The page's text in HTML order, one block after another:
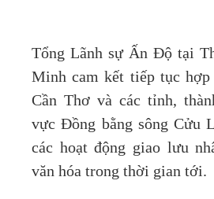
Tổng Lãnh sự Ấn Độ tại
Minh cam kết tiếp tục
Cần Thơ và các tỉnh,
vực Đồng bằng sông Cửu
các hoạt động giao lưu
văn hóa trong thời gian tới.